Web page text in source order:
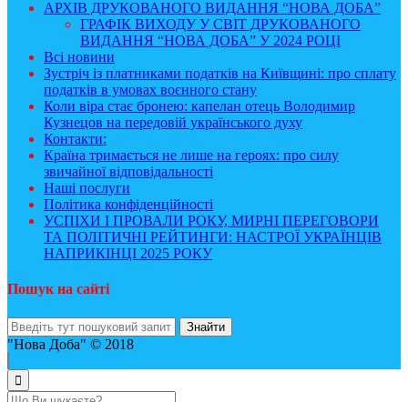
АРХІВ ДРУКОВАНОГО ВИДАННЯ “НОВА ДОБА”
ГРАФІК ВИХОДУ У СВІТ ДРУКОВАНОГО
ВИДАННЯ “НОВА ДОБА” У 2024 РОЦІ
Всі новини
Зустріч із платниками податків на Київщині: про сплату
податків в умовах воєнного стану
Коли віра стає бронею: капелан отець Володимир
Кузнецов на передовій українського духу
Контакти:
Країна тримається не лише на героях: про силу
звичайної відповідальності
Наші послуги
Політика конфіденційності
УСПІХИ І ПРОВАЛИ РОКУ, МИРНІ ПЕРЕГОВОРИ
ТА ПОЛІТИЧНІ РЕЙТИНГИ: НАСТРОЇ УКРАЇНЦІВ
НАПРИКІНЦІ 2025 РОКУ
Пошук на сайті
"Нова Доба" © 2018